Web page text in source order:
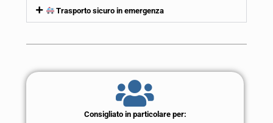
Trasporto sicuro in emergenza
Consigliato in particolare per: